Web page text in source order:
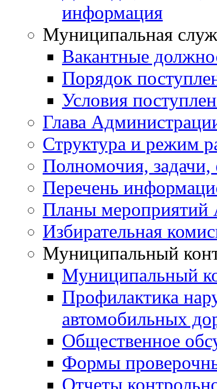
информация
Муниципальная
Вакантные
Порядок
Условия
Глава
Структура и режим
Полномочия,
Перечень
Планы мероприятий
Избирательная
Муниципальный
Муниципальный
Профилактика
автомобильных
Общественное
Формы
Отчеты